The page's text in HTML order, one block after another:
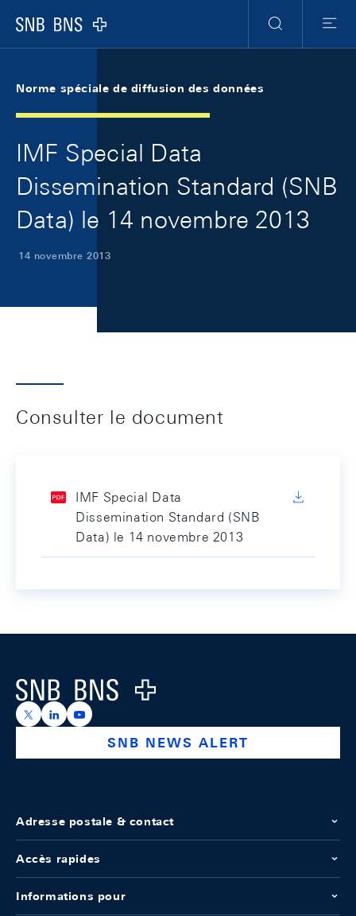
Logo
RechercheMenu
Norme spéciale de diffusion des données
IMF Special Data
Dissemination Standard (SNB
Data) le 14 novembre 2013
14 novembre 2013
Consulter le document
IMF Special Data
Dissemination Standard (SNB
Data) le 14 novembre 2013
Logo
https://x.com/snb_bns
https://ch.linkedin.com/company/swiss-national-
https://www.youtube.com/@swissnationalbank
SNB NEWS ALERT
Adresse postale & contact
Accès rapides
Informations pour